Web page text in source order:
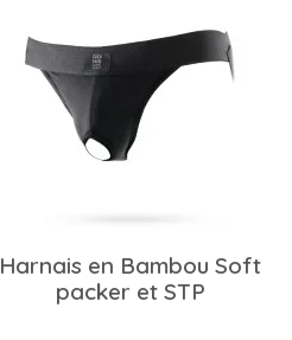
Harnais en Bambou Soft
packer et STP